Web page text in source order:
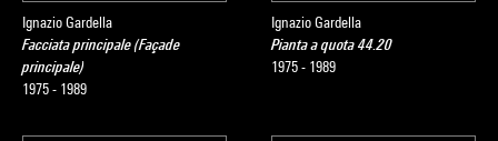
Ignazio Gardella
Facciata principale (Façade
principale)
1975 - 1989
Ignazio Gardella
Pianta a quota 44.20
1975 - 1989